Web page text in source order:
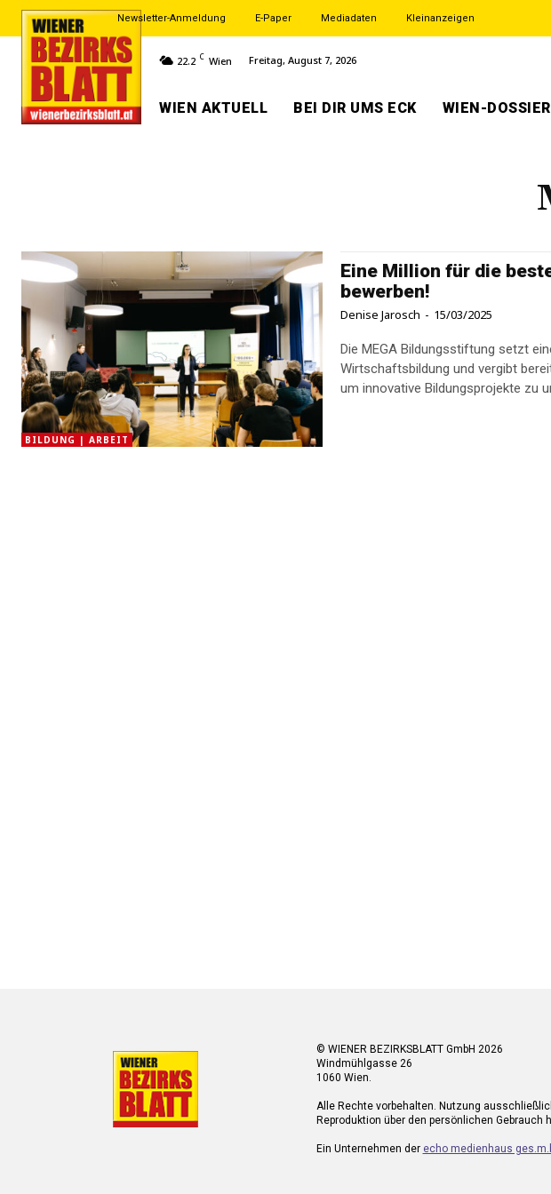
Newsletter-Anmeldung E-Paper Mediadaten Kleinanzeigen
22.2 C Wien Freitag, August 7, 2026
WIEN AKTUELL BEI DIR UMS ECK WIEN-
BILDUNG | ARBEIT
Eine Million für die
bewerben!
Denise Jarosch - 15/03/2025
Die MEGA Bildungsstiftung setzt
Wirtschaftsbildung und vergibt
um innovative Bildungsprojekte zu
© WIENER BEZIRKSBLATT GmbH 2026
Windmühlgasse 26
1060 Wien.
Alle Rechte vorbehalten. Nutzung
Reproduktion über den persönlichen
Ein Unternehmen der echo medienhaus